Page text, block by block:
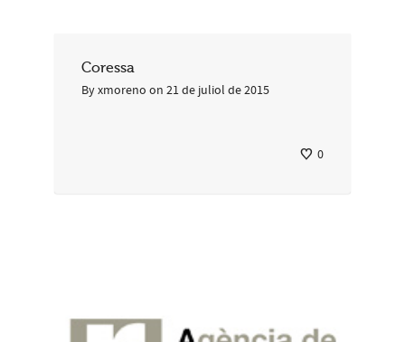
Coressa
Byxmoreno on 21 de juliol de 2015
0